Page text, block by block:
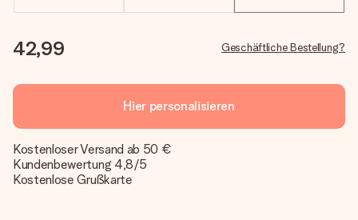
42,99 Geschäftliche Bestellung?
Hier personalisieren
Kostenloser Versand ab 50 €
Kundenbewertung 4,8/5
Kostenlose Grußkarte